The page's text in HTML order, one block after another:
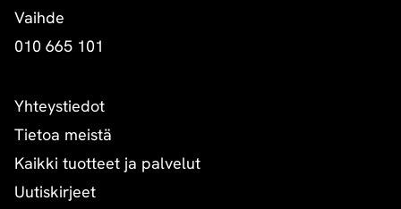
Vaihde
010 665 101
Yhteystiedot
Tietoa meistä
Kaikki tuotteet ja palvelut
Uutiskirjeet